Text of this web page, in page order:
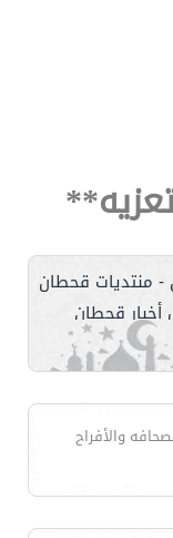
منتديات قحطان
قحطان
والأفراح